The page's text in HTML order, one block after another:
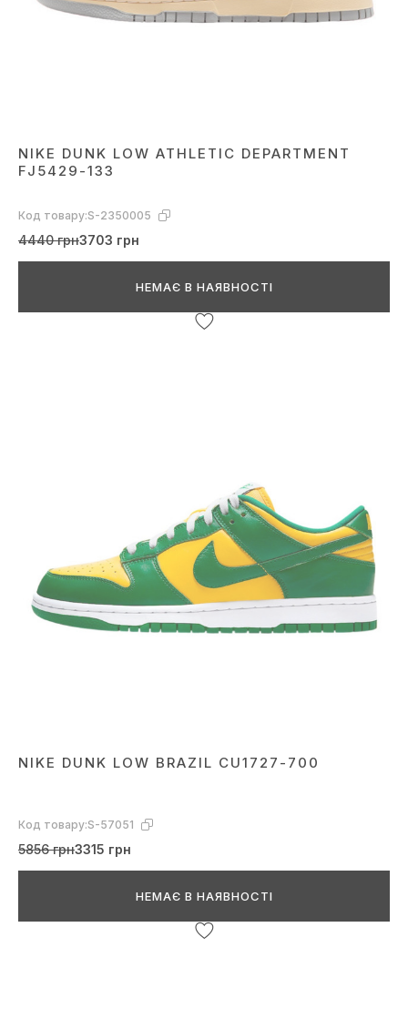
NIKE DUNK LOW ATHLETIC DEPARTMENT
FJ5429-133
Код товару:S-2350005
4440 грн3703 грн
НЕМАЄ В НАЯВНОСТІ
NIKE DUNK LOW BRAZIL CU1727-700
Код товару:S-57051
5856 грн3315 грн
НЕМАЄ В НАЯВНОСТІ